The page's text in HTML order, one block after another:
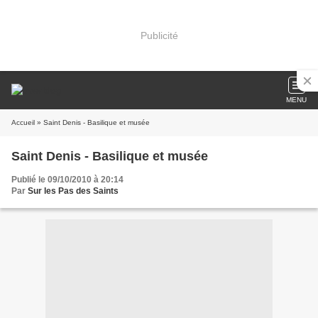
Publicité
MENU
Accueil » Saint Denis - Basilique et musée
Saint Denis - Basilique et musée
Publié le 09/10/2010 à 20:14
Par Sur les Pas des Saints